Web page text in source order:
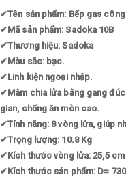
✔Tên sản phẩm: Bếp gas
✔Mã sản phẩm: Sadoka 10B
✔Thương hiệu: Sadoka
✔Màu sắc: bạc.
✔Linh kiện ngoại nhập.
✔Mâm chia lửa bằng gang
gian, chống ăn mòn cao.
✔Tính năng: 8 vòng lửa, giúp
✔Trọng lượng: 10.8 Kg
✔Kích thước vòng lửa: 25,5 cm
✔Kích thước sản phẩm: D=